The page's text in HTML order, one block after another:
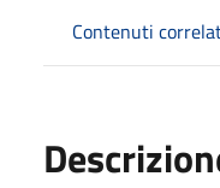
Contenuti